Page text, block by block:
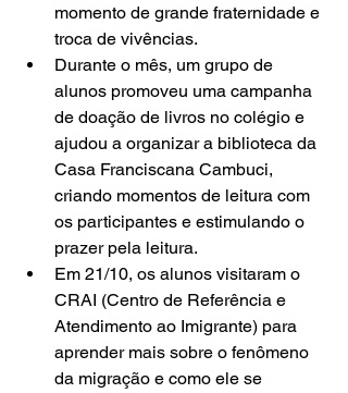
momento de grande fraternidade e
troca de vivências.
Durante o mês, um grupo de
alunos promoveu uma campanha
de doação de livros no colégio e
ajudou a organizar a biblioteca da
Casa Franciscana Cambuci,
criando momentos de leitura com
os participantes e estimulando o
prazer pela leitura.
Em 21/10, os alunos visitaram o
CRAI (Centro de Referência e
Atendimento ao Imigrante) para
aprender mais sobre o fenômeno
da migração e como ele se